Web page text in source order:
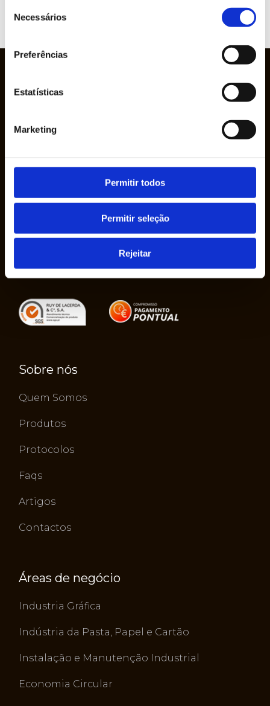
Necessários
Preferências
Estatísticas
Marketing
Permitir todos
Permitir seleção
Rejeitar
VER
A Empresa Ruy de Lacerda & Cª., S.A. foi
fundada em 1950 pelo Sr. Ruy de Lacerda, em
seu nome, como uma empresa individual.
Sobre nós
Quem Somos
Produtos
Protocolos
Faqs
Artigos
Contactos
Áreas de negócio
Industria Gráfica
Indústria da Pasta, Papel e Cartão
Instalação e Manutenção Industrial
Economia Circular